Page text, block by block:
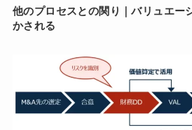
他のプロセスとの関り｜バリュエー
かされる